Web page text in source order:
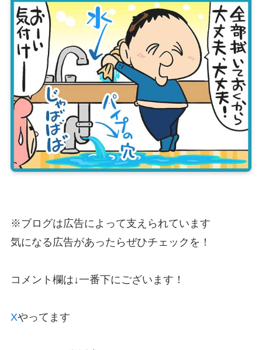
※ブログは広告によって支えられています
気になる広告があったらぜひチェックを！
コメント欄は↓一番下にございます！
Xやってます